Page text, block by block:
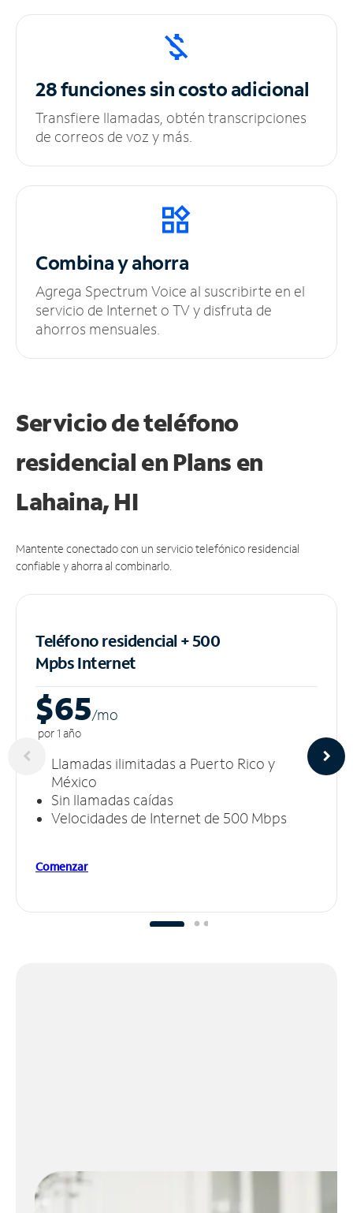
28 funciones sincosto adicional
Transfiere llamadas, obtén transcripciones
de correos de voz y más.
Combina y ahorra
Agrega Spectrum Voice al suscribirte en el
servicio de Internet o TV y disfruta de
ahorros mensuales.
Servicio de teléfono
residencial en Plans en
Lahaina, HI
Mantente conectado con un servicio telefónico residencial
confiable y ahorra al combinarlo.
Teléfono residencial + 500
MpbsInternet
$65/mo
por 1 año
Llamadas ilimitadas a Puerto Rico y
México
Sin llamadas caídas
Velocidades de Internet de 500 Mbps
Comenzar